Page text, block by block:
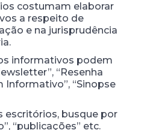
costumam elaborar
a respeito de
e na jurisprudência
informativos podem
“Resenha
Informativo”, “Sinopse
escritórios, busque por
“publicações” etc.